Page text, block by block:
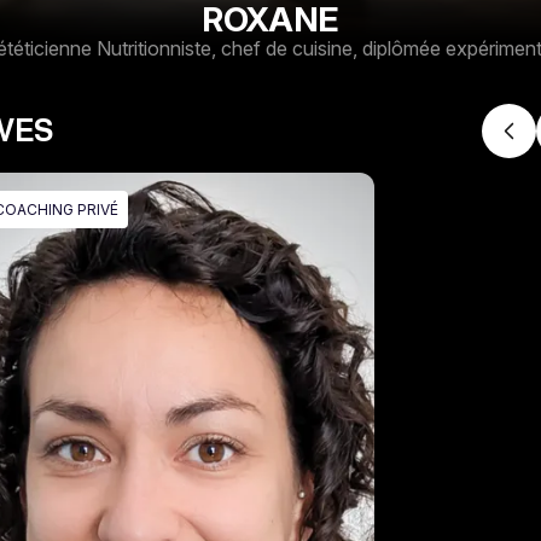
ROXANE
Nutritionniste, chef de cuisine, diplômée
PRIVÉ